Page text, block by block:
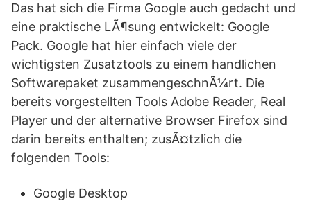
Das hat sich die Firma Google auch gedacht und
eine praktische LÃ¶sung entwickelt: Google
Pack. Google hat hier einfach viele der
wichtigsten Zusatztools zu einem handlichen
Softwarepaket zusammengeschnÃ¼rt. Die
bereits vorgestellten Tools Adobe Reader, Real
Player und der alternative Browser Firefox sind
darin bereits enthalten; zusÃ¤tzlich die
folgenden Tools:
Google Desktop